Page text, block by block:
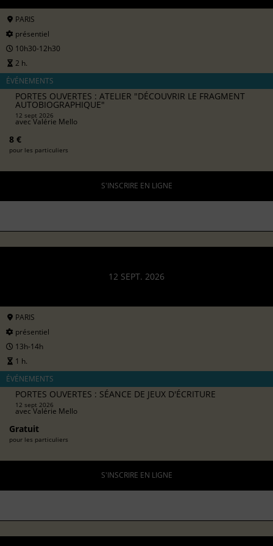
PARIS
présentiel
10h30-12h30
2 h.
ÉVÉNEMENTS
PORTES OUVERTES : ATELIER "DÉCOUVRIR LE FRAGMENT
AUTOBIOGRAPHIQUE"
12 sept 2026
avecValérie Mello
8 €
pour les particuliers
S'INSCRIRE EN LIGNE
12 SEPT. 2026
PARIS
présentiel
13h-14h
1 h.
ÉVÉNEMENTS
PORTES OUVERTES : SÉANCE DE JEUX D'ÉCRITURE
12 sept 2026
avecValérie Mello
Gratuit
pour les particuliers
S'INSCRIRE EN LIGNE